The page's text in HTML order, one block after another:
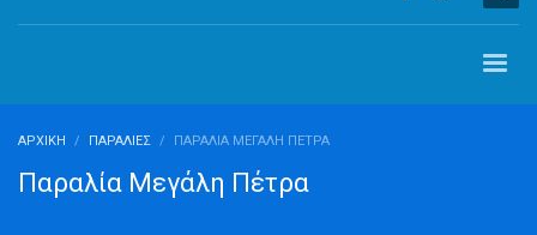
ΑΡΧΙΚΉ ΠΑΡΑΛΊΕΣ ΠΑΡΑΛΊΑ ΜΕΓΆΛΗ ΠΈΤΡΑ
Παραλία Μεγάλη Πέτρα